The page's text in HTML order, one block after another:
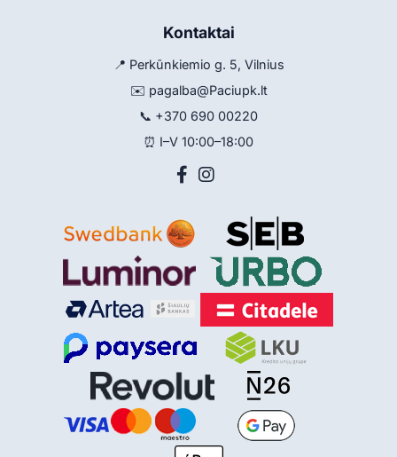
Kontaktai
📍 Perkūnkiemio g. 5, Vilnius
✉️ pagalba@Paciupk.lt
📞 +370 690 00220
⏰ I–V 10:00–18:00